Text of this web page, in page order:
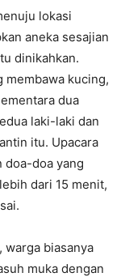
lokasi
aneka sesajian
dinikahkan.
membawa kucing,
dua
laki-laki dan
itu. Upacara
doa-doa yang
dari 15 menit,
warga biasanya
muka dengan